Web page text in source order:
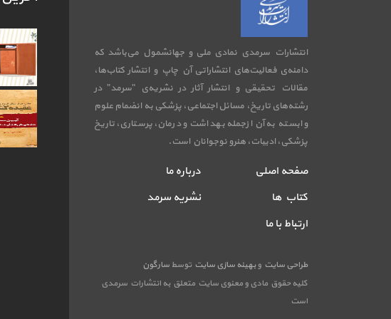
انتشارات سرمدی نمادی ملی و جهانشمول می‌باشد که
دامنه‌ی فعالیت‌های انتشاراتی آن چاپ و انتشار کتاب‌ها،
مقالات تحقیقی و انتشار آثار در نشریه‌ی "سرمد" در
رشته‌های تاریخ، مسائل اجتماعی، پزشکی به انضمام علوم
وابسته به آن ازجمله بهداشت و درمان، پرستاری، تاریخ
پزشکی، ادبیات، هنرو نوجوانان است.
صفحه اصلی
درباره ما
کتاب ها
نشریه سرمد
ارتباط با ما
طراحی سایت وبهینه سازی سایت توسط سارگون
کلیه حقوق مادی و معنوی سایت متعلق به انتشارات سرمدی
است